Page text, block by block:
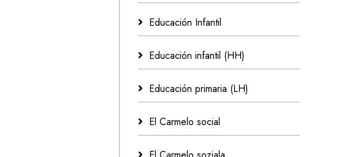
Educación Infantil
Educación infantil (HH)
Educación primaria (LH)
El Carmelo social